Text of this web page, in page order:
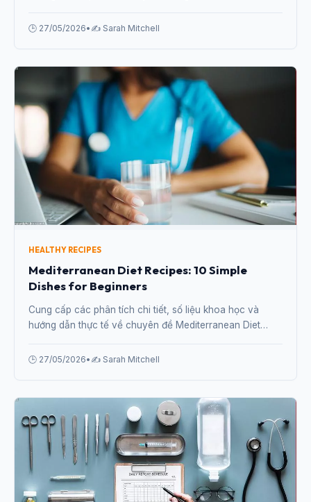
🕒 27/05/2026• ✍️ Sarah Mitchell
HEALTHY RECIPES
Mediterranean Diet Recipes: 10 Simple
Dishes for Beginners
Cung cấp các phân tích chi tiết, số liệu khoa học và
hướng dẫn thực tế về chuyên đề Mediterranean Diet
🕒 27/05/2026• ✍️ Sarah Mitchell